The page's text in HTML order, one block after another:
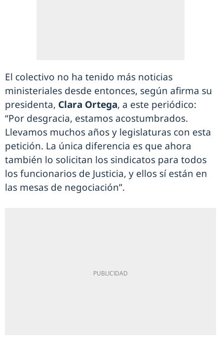
El colectivo no ha tenido más noticias
ministeriales desde entonces, según afirma su
presidenta, Clara Ortega, a este periódico:
“Por desgracia, estamos acostumbrados.
Llevamos muchos años y legislaturas con esta
petición. La única diferencia es que ahora
también lo solicitan los sindicatos para todos
los funcionarios de Justicia, y ellos sí están en
las mesas de negociación”.